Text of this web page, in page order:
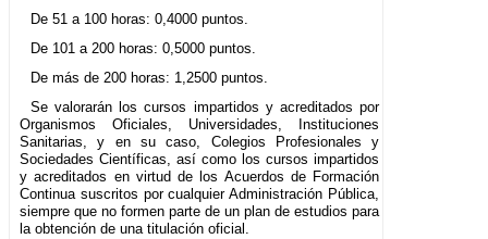
De 51 a 100 horas: 0,4000 puntos.
De 101 a 200 horas: 0,5000 puntos.
De más de 200 horas: 1,2500 puntos.
Se valorarán los cursos impartidos y acreditados por
Organismos Oficiales, Universidades, Instituciones
Sanitarias, y en su caso, Colegios Profesionales y
Sociedades Científicas, así como los cursos impartidos
y acreditados en virtud de los Acuerdos de Formación
Continua suscritos por cualquier Administración Pública,
siempre que no formen parte de un plan de estudios para
la obtención de una titulación oficial.